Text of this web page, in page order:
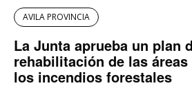
AVILA PROVINCIA
La Junta aprueba un plan
rehabilitación de las
los incendios forestales